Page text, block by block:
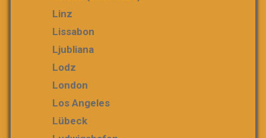
Linz
Lissabon
Ljubliana
Lodz
London
Los Angeles
Lübeck